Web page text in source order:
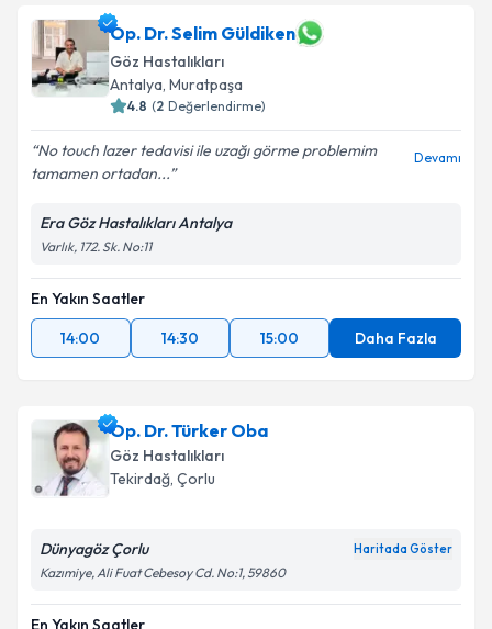
Op. Dr. Selim Güldiken
Göz Hastalıkları
Antalya, Muratpaşa
4.8 (2 Değerlendirme)
No touch lazer tedavisi ile uzağı görme problemim
tamamen ortadan...
Devamı
Era Göz Hastalıkları Antalya
Varlık, 172. Sk. No:11
En Yakın Saatler
14:00
14:30 15:00 Daha Fazla
Op. Dr. Türker Oba
Göz Hastalıkları
Tekirdağ, Çorlu
Dünyagöz Çorlu Haritada Göster
Kazımiye, Ali Fuat Cebesoy Cd. No:1, 59860
En Yakın Saatler